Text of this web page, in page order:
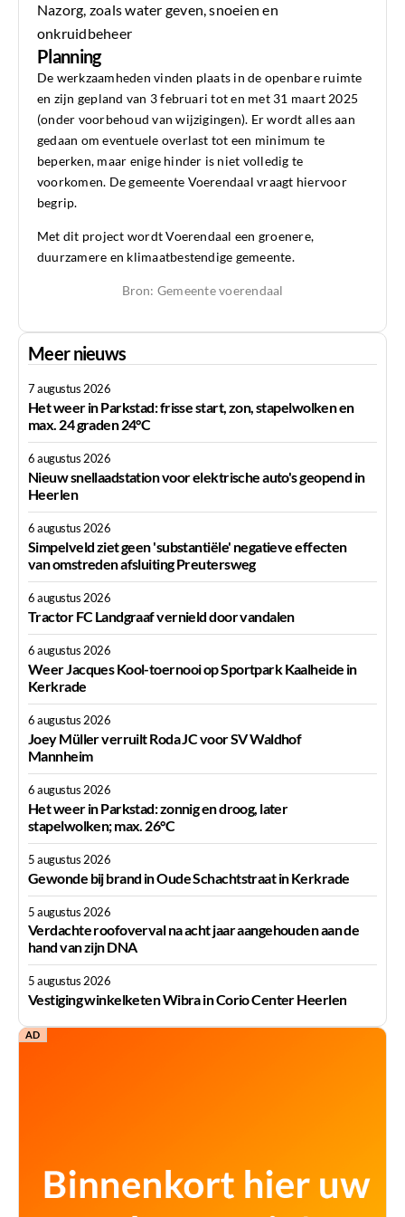
Nazorg, zoals water geven, snoeien en
onkruidbeheer
Planning
De werkzaamheden vinden plaats in de openbare ruimte
en zijn gepland van 3 februari tot en met 31 maart 2025
(onder voorbehoud van wijzigingen). Er wordt alles aan
gedaan om eventuele overlast tot een minimum te
beperken, maar enige hinder is niet volledig te
voorkomen. De gemeente Voerendaal vraagt hiervoor
begrip.
Met dit project wordt Voerendaal een groenere,
duurzamere en klimaatbestendige gemeente.
Bron: Gemeente voerendaal
Meer nieuws
7 augustus 2026
Het weer in Parkstad: frisse start, zon, stapelwolken en
max. 24 graden 24°C
6 augustus 2026
Nieuw snellaadstation voor elektrische auto's geopend in
Heerlen
6 augustus 2026
Simpelveld ziet geen 'substantiële' negatieve effecten
van omstreden afsluiting Preutersweg
6 augustus 2026
Tractor FC Landgraaf vernield door vandalen
6 augustus 2026
Weer Jacques Kool-toernooi op Sportpark Kaalheide in
Kerkrade
6 augustus 2026
Joey Müller verruilt Roda JC voor SV Waldhof
Mannheim
6 augustus 2026
Het weer in Parkstad: zonnig en droog, later
stapelwolken; max. 26°C
5 augustus 2026
Gewonde bij brand in Oude Schachtstraat in Kerkrade
5 augustus 2026
Verdachte roofoverval na acht jaar aangehouden aan de
hand van zijn DNA
5 augustus 2026
Vestiging winkelketen Wibra in Corio Center Heerlen
AD